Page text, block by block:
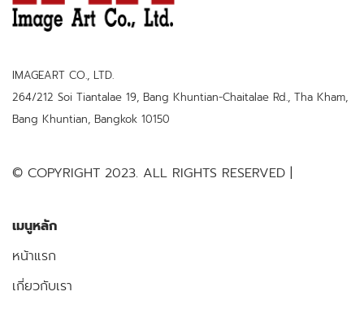
IMAGEART CO., LTD.
264/212 Soi Tiantalae 19, Bang Khuntian-Chaitalae Rd., Tha Kham,
Bang Khuntian, Bangkok 10150
© COPYRIGHT 2023. ALL RIGHTS RESERVED |
เมนูหลัก
หน้าแรก
เกี่ยวกับเรา